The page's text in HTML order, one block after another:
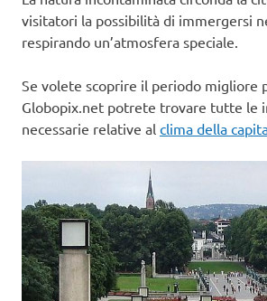
visitatori la possibilità di immergersi
respirando un’atmosfera speciale.
Se volete scoprire il periodo migliore
Globopix.net potrete trovare tutte le
necessarie relative al clima della